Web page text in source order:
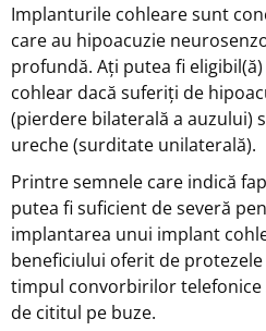
Implanturile cohleare sunt
care au hipoacuzie
profundă. Ați putea fi
cohlear dacă suferiți de
(pierdere bilaterală a auzului)
ureche (surditate unilaterală).
Printre semnele care indică
putea fi suficient de severă
implantarea unui implant
beneficiului oferit de
timpul convorbirilor telefonice
de cititul pe buze.